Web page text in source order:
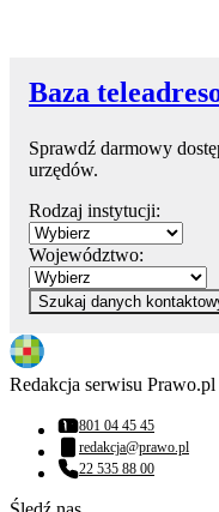
Baza
Sprawdź darmowy
urzędów.
Rodzaj instytucji:
Województwo:
Szukaj danych
Redakcja serwisu Prawo.pl
Numer telefonu:
801 04 45 45
Adres email:
redakcja@prawo.pl
Numer telefonu:
22 535 88 00